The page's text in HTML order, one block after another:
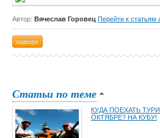
Автор: Вячеслав Горовец Перейти к статьям
наверх
Статьи по теме
КУДА ПОЕХАТЬ
ОКТЯБРЕ? НА КУБУ!